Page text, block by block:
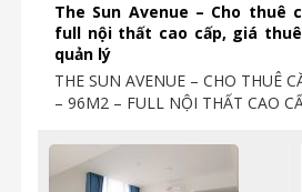
The Sun Avenue – Cho thuê
full nội thất cao cấp, giá
quản lý
THE SUN AVENUE – CHO THUÊ
– 96M2 – FULL NỘI THẤT CAO